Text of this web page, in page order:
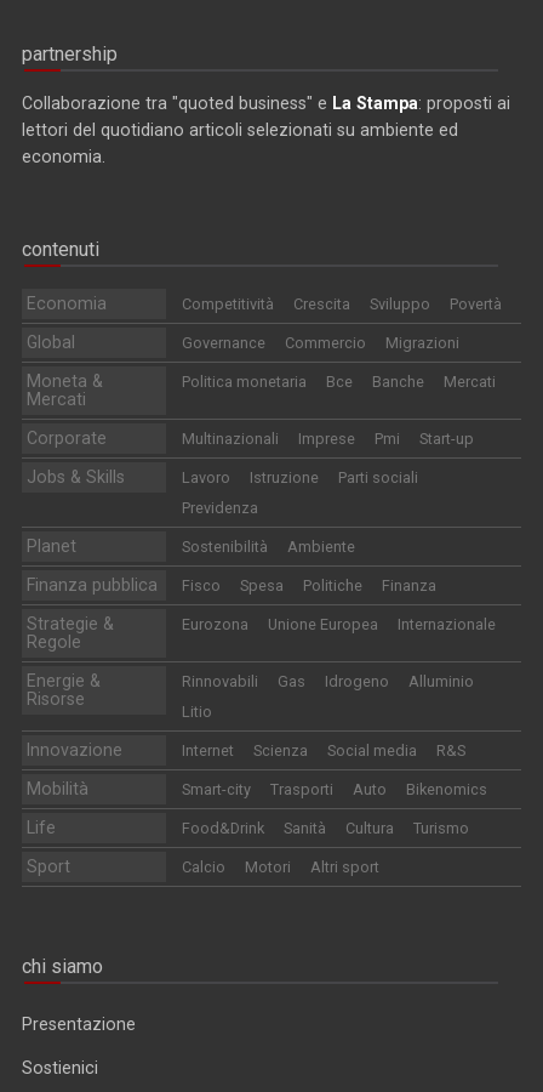
partnership
Collaborazione tra "quoted business" e La Stampa: proposti ai
lettori del quotidiano articoli selezionati su ambiente ed
economia.
contenuti
Economia Competitività Crescita Sviluppo Povertà
Global Governance Commercio Migrazioni
Moneta &
Mercati
Politica monetaria Bce Banche Mercati
Corporate Multinazionali Imprese Pmi Start-up
Jobs & Skills Lavoro Istruzione
Parti sociali
Previdenza
Planet Sostenibilità Ambiente
Finanza pubblica Fisco Spesa Politiche Finanza
Strategie &
Regole
Eurozona Unione Europea Internazionale
Energie &
Risorse
Rinnovabili Gas Idrogeno
Alluminio
Litio
Innovazione Internet Scienza Social media R&S
Mobilità Smart-city Trasporti Auto Bikenomics
Life Food&Drink Sanità Cultura Turismo
Sport Calcio Motori Altri sport
chi siamo
Presentazione
Sostienici